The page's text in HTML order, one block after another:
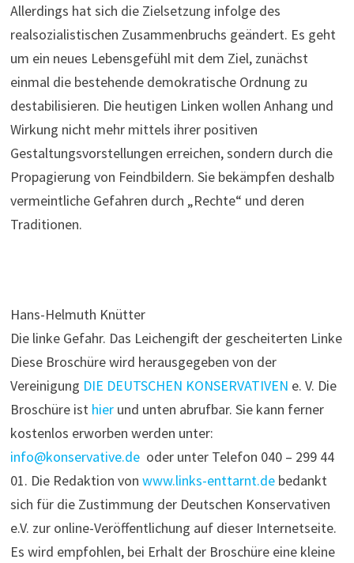
Allerdings hat sich die Zielsetzung infolge des
realsozialistischen Zusammenbruchs geändert. Es geht
um ein neues Lebensgefühl mit dem Ziel, zunächst
einmal die bestehende demokratische Ordnung zu
destabilisieren. Die heutigen Linken wollen Anhang und
Wirkung nicht mehr mittels ihrer positiven
Gestaltungsvorstellungen erreichen, sondern durch die
Propagierung von Feindbildern. Sie bekämpfen deshalb
vermeintliche Gefahren durch „Rechte“ und deren
Traditionen.
Hans-Helmuth Knütter
Die linke Gefahr. Das Leichengift der gescheiterten Linke
Diese Broschüre wird herausgegeben von der
Vereinigung DIE DEUTSCHEN KONSERVATIVEN e. V. Die
Broschüre ist hier und unten abrufbar. Sie kann ferner
kostenlos erworben werden unter:
info@konservative.de oder unter Telefon 040 – 299 44
01. Die Redaktion von www.links-enttarnt.debedankt
sich für die Zustimmung der Deutschen Konservativen
e.V. zur online-Veröffentlichung auf dieser Internetseite.
Es wird empfohlen, bei Erhalt der Broschüre eine kleine